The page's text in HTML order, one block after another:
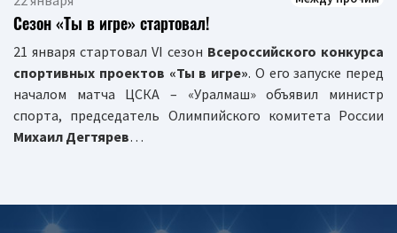
Сезон «Ты в игре» стартовал!
21 января стартовал VI сезон Всероссийского конкурса
спортивных проектов «Ты в игре». О его запуске перед
началом матча ЦСКА – «Уралмаш» объявил министр
спорта, председатель Олимпийского комитета России
Михаил Дегтярев…